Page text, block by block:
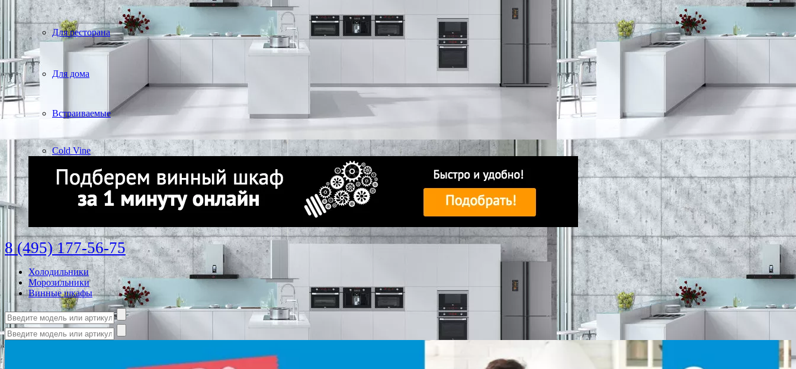
Для ресторана
Для дома
Встраиваемые
Cold Vine
8 (495) 177-56-75
Холодильники
Морозильники
Винные шкафы